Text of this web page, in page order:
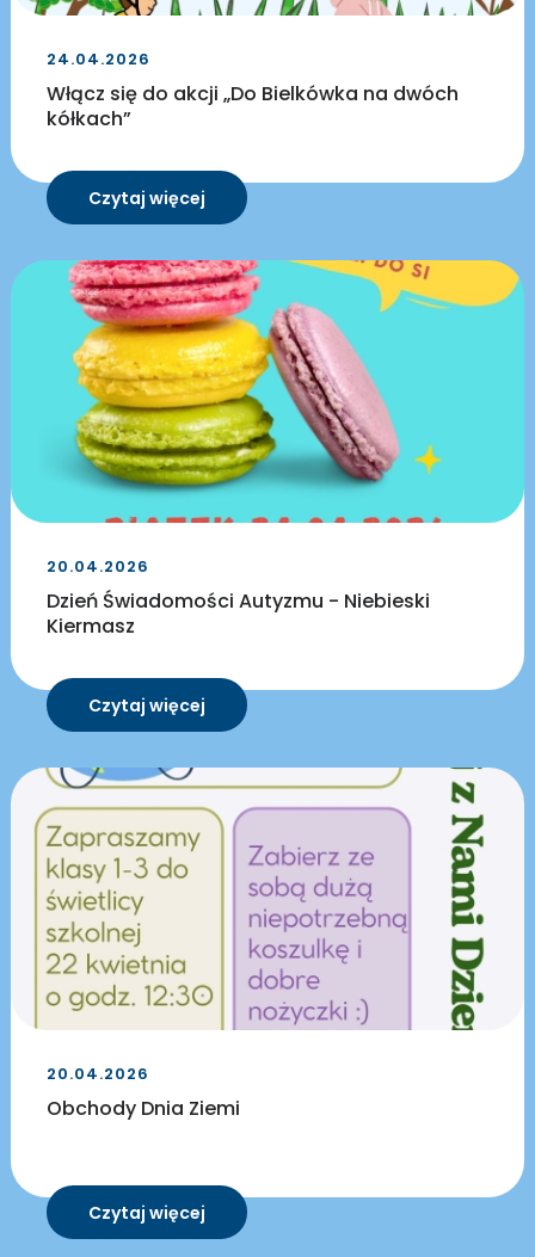
24.04.2026
Włącz się do akcji „Do Bielkówka na dwóch
kółkach”
Czytaj więcej
20.04.2026
Dzień Świadomości Autyzmu - Niebieski
Kiermasz
Czytaj więcej
20.04.2026
Obchody Dnia Ziemi
Czytaj więcej